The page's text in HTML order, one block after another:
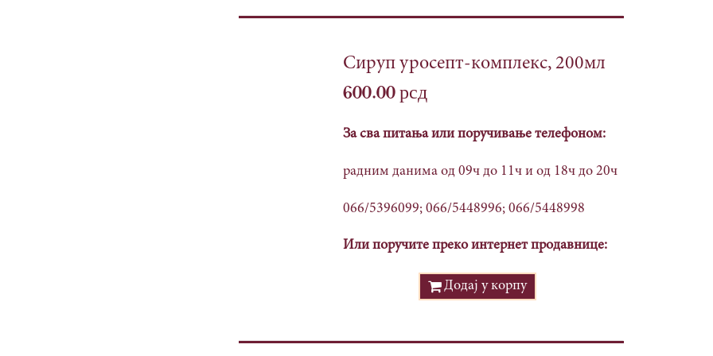
Сируп уросепт-комплекс, 200мл
600.00 рсд
За сва питања или поручивање телефоном:
радним данима од 09ч до 11ч и од 18ч до 20ч
066/5396099; 066/5448996; 066/5448998
Или поручите преко интернет продавнице:
Додај у корпу